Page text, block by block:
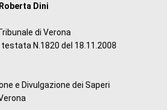
Roberta Dini
di Verona
N.1820 del 18.11.2008
e Divulgazione dei Saperi